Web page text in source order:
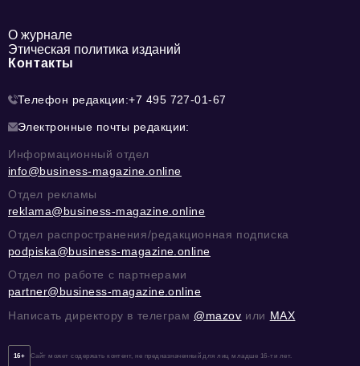
О журнале
Этическая политика изданий
Контакты
Телефон редакции:+7 495 727-01-67
Электронные почты редакции:
Информационный отдел
info@business-magazine.online
Отдел рекламы
reklama@business-magazine.online
Отдел распространения/редакционная подписка
podpiska@business-magazine.online
Отдел по работе с партнерами
partner@business-magazine.online
Написать директору в телеграм @mazov или MAX
16+ Сайт может содержать контент, не предназначенный для лиц младше 16-ти лет.